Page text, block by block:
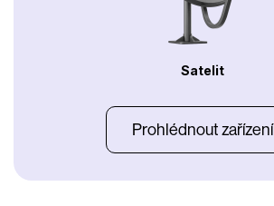
Satelit
Prohlédnout zařízení